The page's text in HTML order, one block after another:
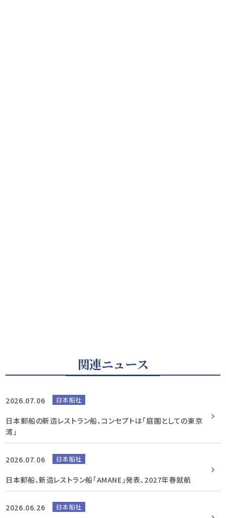
関連ニュース
2026.07.06 日本船社
日本郵船の新造レストラン船、コンセプトは「庭園としての東京
湾」
2026.07.06 日本船社
日本郵船、新造レストラン船「AMANE」発表、2027年春就航
2026.06.26 日本船社